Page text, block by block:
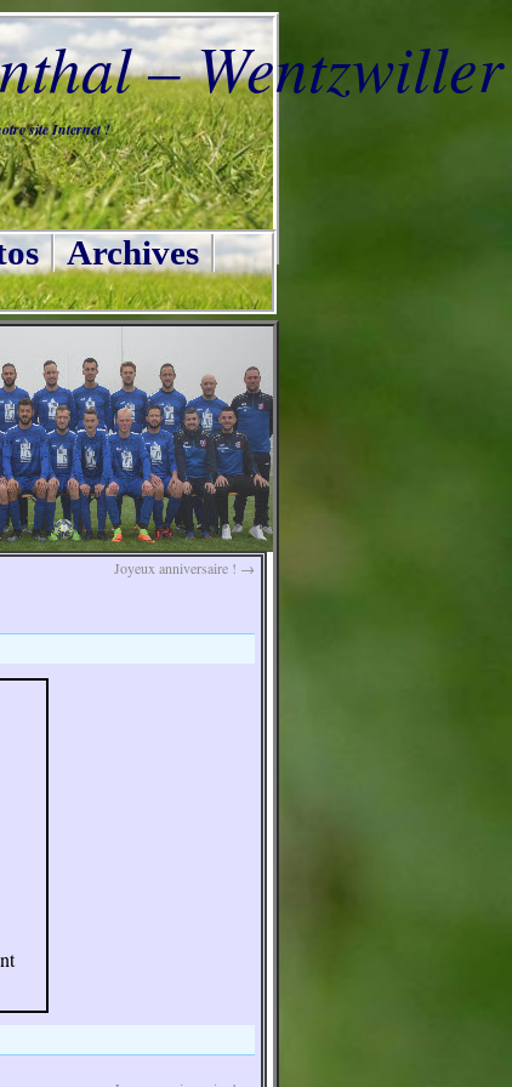
– Wentzwiller
site Internet !
Archives
Joyeux anniversaire ! →